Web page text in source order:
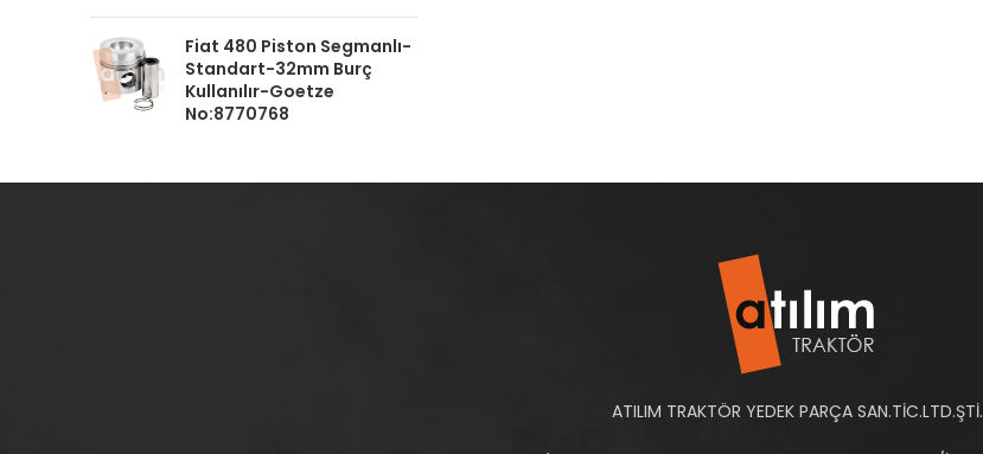
Fiat 480 Piston Segmanlı-
Standart-32mm Burç
Kullanılır-Goetze
No:8770768
ATILIM TRAKTÖR YEDEK PARÇA SAN.TİC.LTD.ŞTİ.